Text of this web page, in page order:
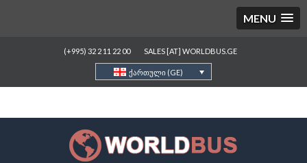
MENU
(+995) 32 2 11 22 00 SALES [AT] WORLDBUS.GE
ქართული (GE)